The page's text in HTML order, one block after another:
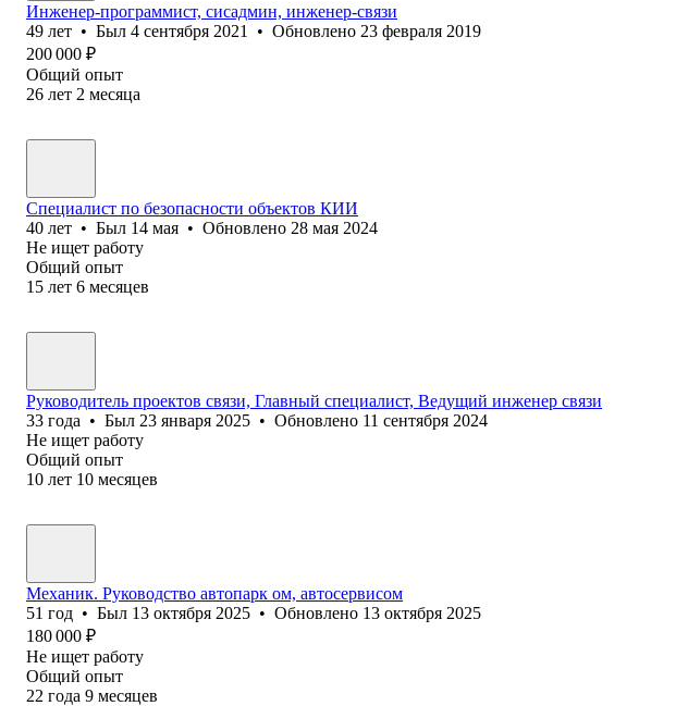
Инженер-программист, сисадмин, инженер-связи
49 лет • Был 4 сентября 2021 • Обновлено 23 февраля 2019
200 000 ₽
Общий опыт
26 лет 2 месяца
Специалист по безопасности объектов КИИ
40 лет • Был 14 мая • Обновлено 28 мая 2024
Не ищет работу
Общий опыт
15 лет 6 месяцев
Руководитель проектов связи, Главный специалист, Ведущий инженер связи
33 года • Был 23 января 2025 • Обновлено 11 сентября 2024
Не ищет работу
Общий опыт
10 лет 10 месяцев
Механик. Руководство автопарк ом, автосервисом
51 год • Был 13 октября 2025 • Обновлено 13 октября 2025
180 000 ₽
Не ищет работу
Общий опыт
22 года 9 месяцев